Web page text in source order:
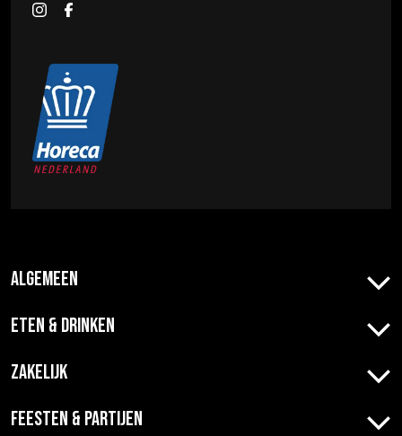
Algemeen
Eten & Drinken
Zakelijk
Feesten & Partijen